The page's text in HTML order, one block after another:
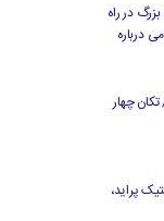
در راه
درباره
دلار، یورو و سایر ارزها ۱۲ مهر ۱۴۰۴/ تکان چهار
پراید،